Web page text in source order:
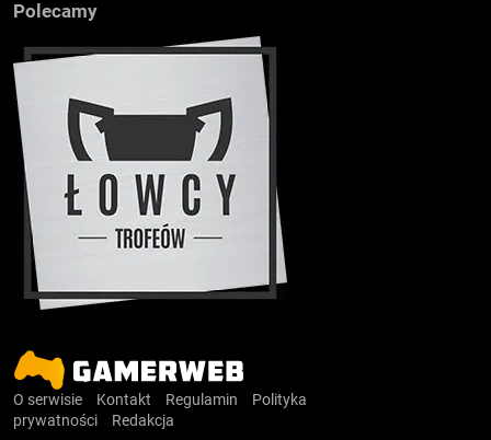
Polecamy
O serwisie Kontakt Regulamin
Polityka
prywatności
Redakcja